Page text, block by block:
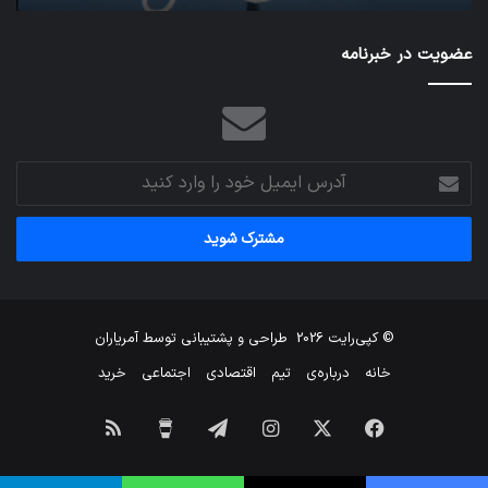
عضویت در خبرنامه
آدرس
ایمیل
خود
وارد
© کپی‌رایت 2026 طراحی و پشتیبانی توسطآمریاران
خانه
درباره‌ی تیم اقتصادی اجتماعی خرید
فیس
بوک
اینستاگرامتلگرام
من
خوراک